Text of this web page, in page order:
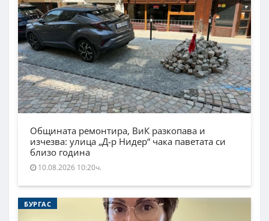
Общината ремонтира, ВиК разкопава и
изчезва: улица „Д-р Нидер“ чака паветата си
близо година
10.08.2026 10:20ч.
БУРГАС